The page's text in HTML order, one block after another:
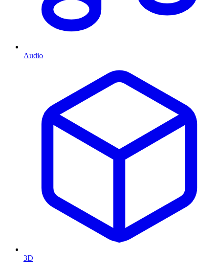
Audio
3D